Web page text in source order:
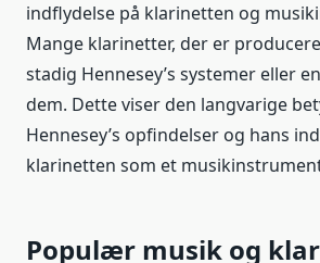
indflydelse på klarinetten og
Mange klarinetter, der er
stadig Hennesey’s systemer eller
dem. Dette viser den langvarige
Hennesey’s opfindelser og hans
klarinetten som et
Populær musik og